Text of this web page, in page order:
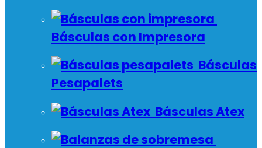
Básculas con Impresora
Básculas
Pesapalets
Básculas Atex